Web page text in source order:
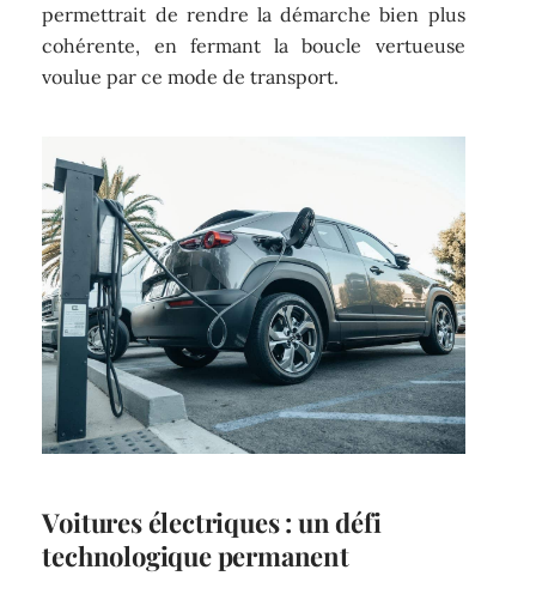
permettrait de rendre la démarche bien plus
cohérente, en fermant la boucle vertueuse
voulue par ce mode de transport.
Voitures électriques : un défi
technologique permanent